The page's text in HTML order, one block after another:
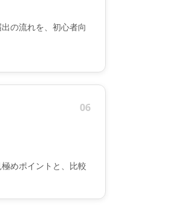
の流れを、初心者向
06
めポイントと、比較